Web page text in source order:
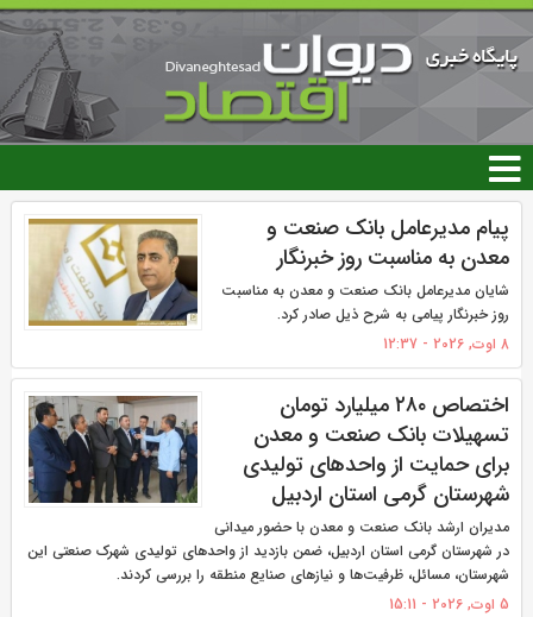
رفتن
محتوای
اصلی
پیام مدیرعامل بانک صنعت و
معدن به مناسبت روز خبرنگار
شایان مدیرعامل بانک صنعت و معدن به مناسبت
روز خبرنگار پیامی به شرح ذیل صادر کرد.
8 اوت, 2026 - 12:37
اختصاص ۲۸۰ میلیارد تومان
تسهیلات بانک صنعت و معدن
برای حمایت از واحدهای تولیدی
شهرستان گرمی استان اردبیل
مدیران ارشد بانک صنعت و معدن با حضور میدانی
در شهرستان گرمی استان اردبیل، ضمن بازدید از واحدهای تولیدی شهرک صنعتی این
شهرستان، مسائل، ظرفیت‌ها و نیازهای صنایع منطقه را بررسی کردند.
5 اوت, 2026 - 15:11
صفحه‌ها